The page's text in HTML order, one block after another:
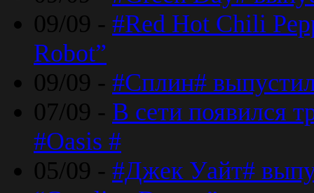
09/09 - #Red Hot Chili
Robot”
09/09 - #Сплин#
07/09 - В сети появился
#Oasis #
05/09 - #Джек Уайт#